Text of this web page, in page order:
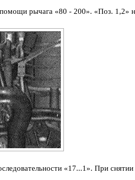
рычага «80 - 200». «Поз. 1,2»
«17...1». При снятии